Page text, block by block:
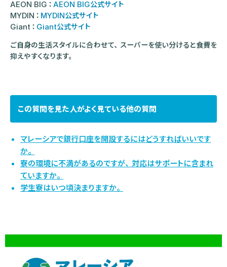
AEON BIG： AEON BIG公式サイト
MYDIN： MYDIN公式サイト
Giant： Giant公式サイト
ご自身の生活スタイルに合わせて、スーパーを使い分けると食費を
抑えやすくなります。
この質問を見た人がよく見ている他の質問
マレーシアで銀行口座を開設するにはどうすればいいです
か。
寮の環境に不満があるのですが、対応はサポートに含まれ
ていますか。
学生寮はいつ頃決まりますか。